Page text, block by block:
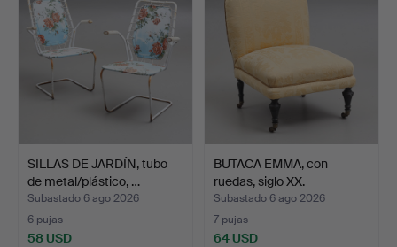
SILLAS DE JARDÍN, tubo
de metal/plástico, …
Subastado 6 ago 2026
6 pujas
58 USD
BUTACA EMMA, con
ruedas, siglo XX.
Subastado 6 ago 2026
7 pujas
64 USD